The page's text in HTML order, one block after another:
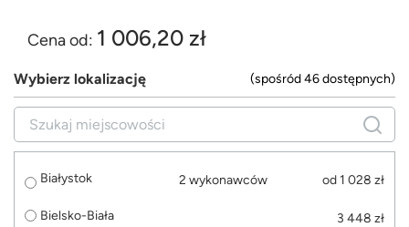
Cena od: 1 006,20 zł
Wybierz lokalizację (spośród 46 dostępnych)
Białystok 2 wykonawców od 1 028 zł
Bielsko-Biała 3 448 zł